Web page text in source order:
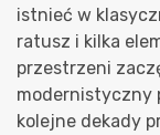
istnieć w
ratusz i kilka
przestrzeni
modernistyczny
kolejne dekady